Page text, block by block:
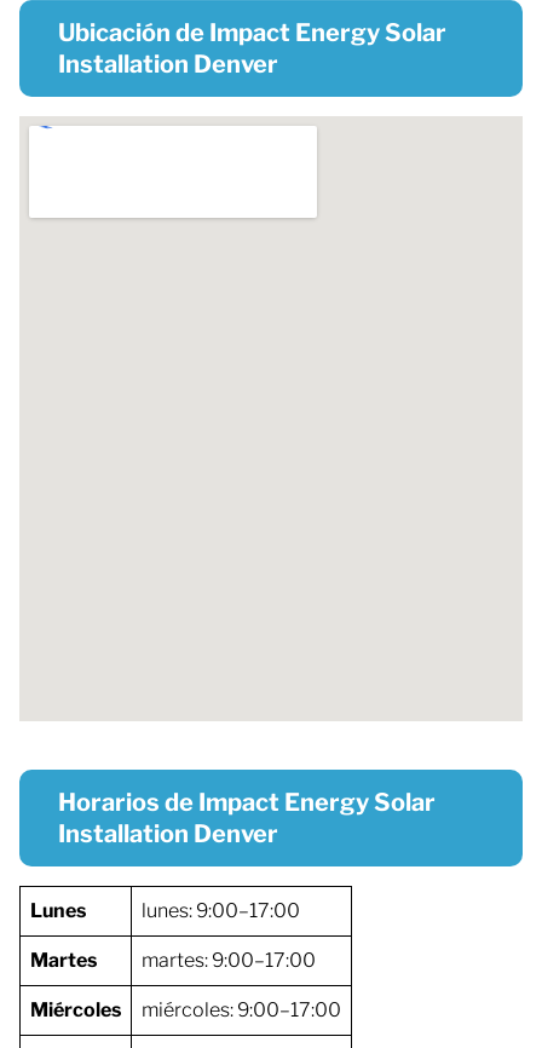
Ubicación de Impact Energy Solar
Installation Denver
Horarios de Impact Energy Solar
Installation Denver
Lunes lunes: 9:00–17:00
Martes martes: 9:00–17:00
Miércoles miércoles: 9:00–17:00